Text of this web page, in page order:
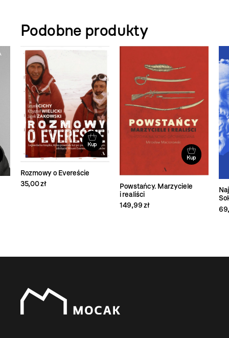
Podobne produkty
Kup
Rozmowy o Evereście
35,00 zł
Kup
Powstańcy. Marzyciele
i realiści
149,99 zł